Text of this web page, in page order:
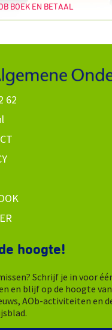
BOEK EN BETAAL
62
hoogte!
Schrijf je in voor
en blijf op de hoogte
AOb-activiteiten en